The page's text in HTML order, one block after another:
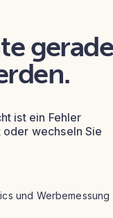
gerade
ist ein Fehler
wechseln Sie
und Werbemessung